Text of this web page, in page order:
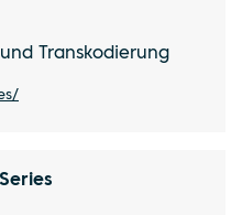
Transkodierung